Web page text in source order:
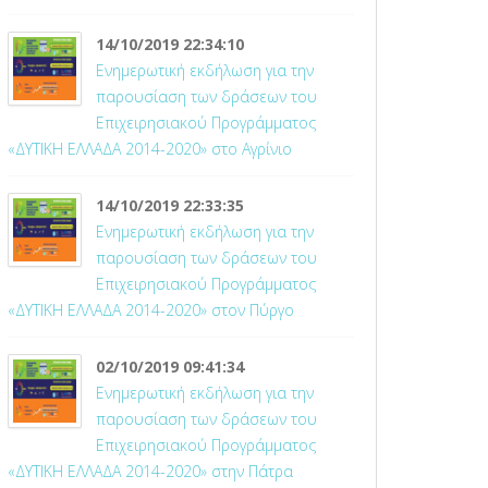
14/10/2019 22:34:10
Ενημερωτική εκδήλωση για την
παρουσίαση των δράσεων του
Επιχειρησιακού Προγράμματος
«ΔΥΤΙΚΗ ΕΛΛΑΔΑ 2014-2020» στο Αγρίνιο
14/10/2019 22:33:35
Ενημερωτική εκδήλωση για την
παρουσίαση των δράσεων του
Επιχειρησιακού Προγράμματος
«ΔΥΤΙΚΗ ΕΛΛΑΔΑ 2014-2020» στον Πύργο
02/10/2019 09:41:34
Ενημερωτική εκδήλωση για την
παρουσίαση των δράσεων του
Επιχειρησιακού Προγράμματος
«ΔΥΤΙΚΗ ΕΛΛΑΔΑ 2014-2020» στην Πάτρα